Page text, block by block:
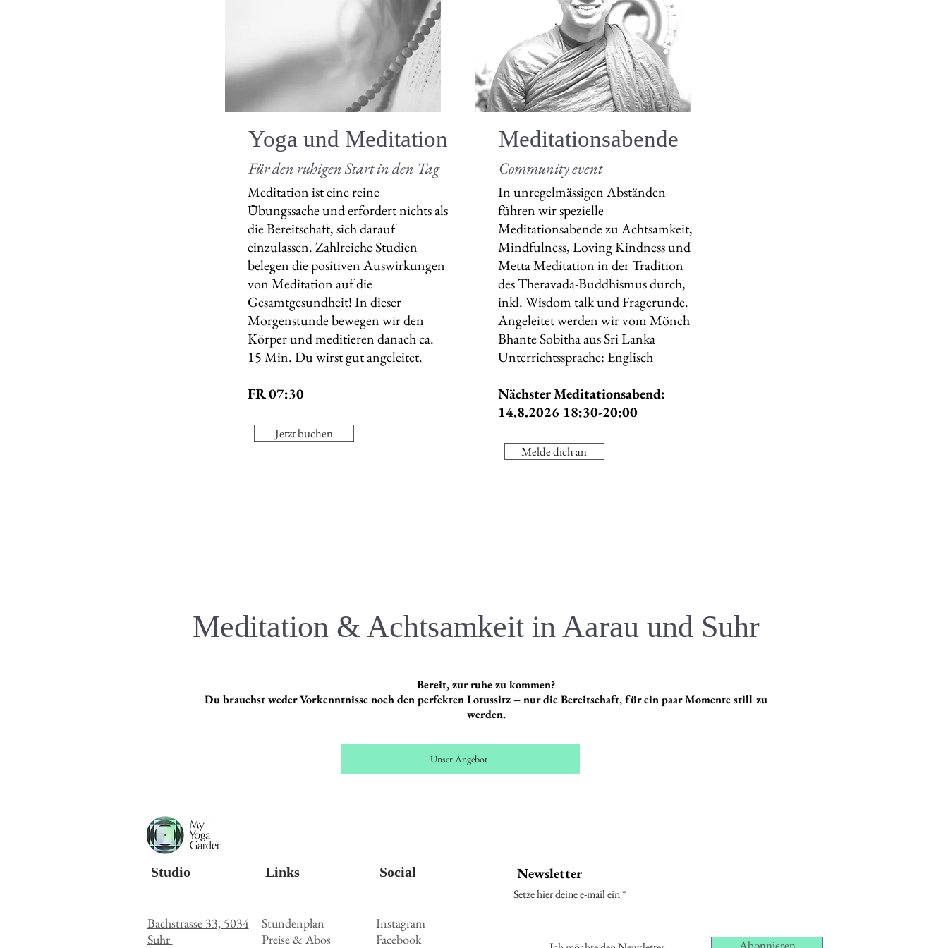
Yoga und Meditation
Für den ruhigen Start in den Tag
Meditation ist eine reine
Übungssache und erfordert nichts als
die Bereitschaft, sich darauf
einzulassen. Zahlreiche Studien
belegen die positiven Auswirkungen
von Meditation auf die
Gesamtgesundheit! In dieser
Morgenstunde bewegen wir den
Körper und meditieren danach ca.
15 Min. Du wirst gut angeleitet.
FR 07:30
Jetzt buchen
Meditationsabende
Community event
In unregelmässigen Abständen
führen wir spezielle
Meditationsabende zu Achtsamkeit,
Mindfulness, Loving Kindness und
Metta Meditation in der Tradition
des Theravada-Buddhismus durch,
inkl. Wisdom talk und Fragerunde.
Angeleitet werden wir vom Mönch
Bhante Sobitha aus Sri Lanka
Unterrichtssprache: Englisch
Nächster Meditationsabend:
14.8.2026 18:30-20:00
Melde dich an
Meditation & Achtsamkeit in Aarau und Suhr
Bereit, zur ruhe zu kommen?
Du brauchst weder Vorkenntnisse noch den perfekten Lotussitz – nur die Bereitschaft, für ein paar Momente still zu
werden.
Unser Angebot
Studio
Bachstrasse 33, 5034
Suhr
Links
Stundenplan
Preise & Abos
Social
Instagram
Facebook
Newsletter
Setze hier deine e-mail ein